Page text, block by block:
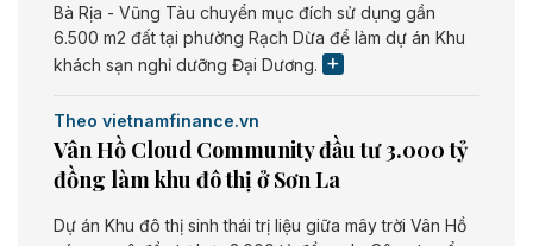
Bà Rịa - Vũng Tàu chuyển mục đích sử dụng gần
6.500 m2 đất tại phường Rạch Dừa để làm dự án Khu
khách sạn nghỉ dưỡng Đại Dương.
Theo vietnamfinance.vn
Vân Hồ Cloud Community đầu tư 3.000 tỷ
đồng làm khu đô thị ở Sơn La
Dự án Khu đô thị sinh thái trị liệu giữa mây trời Vân Hồ